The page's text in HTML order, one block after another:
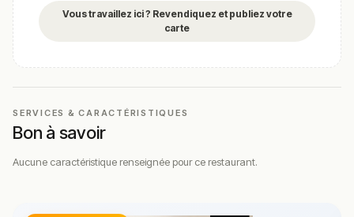
Vous travaillez ici ? Revendiquez et publiez votre
carte
SERVICES & CARACTÉRISTIQUES
Bon à savoir
Aucune caractéristique renseignée pour ce restaurant.